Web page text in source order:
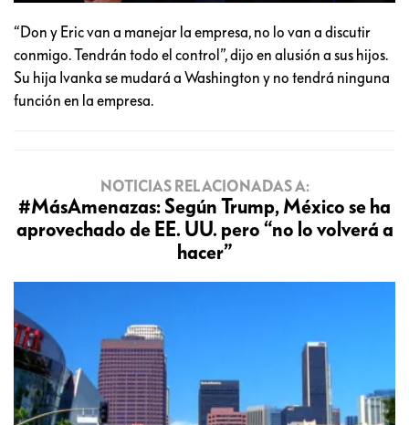
“Don y Eric van a manejar la empresa, no lo van a discutir
conmigo. Tendrán todo el control”, dijo en alusión a sus hijos.
Su hija Ivanka se mudará a Washington y no tendrá ninguna
función en la empresa.
NOTICIAS RELACIONADAS A:
#MásAmenazas: Según Trump, México se ha
aprovechado de EE. UU. pero “no lo volverá a
hacer”